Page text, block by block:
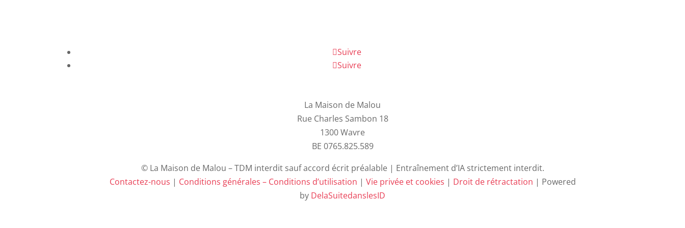
Suivre
Suivre
La Maison de Malou
Rue Charles Sambon 18
1300 Wavre
BE 0765.825.589
© La Maison de Malou – TDM interdit sauf accord écrit préalable | Entraînement d’IA strictement interdit.
Contactez-nous | Conditions générales – Conditions d’utilisation | Vie privée et cookies | Droit de rétractation | Powered
by DelaSuitedanslesID